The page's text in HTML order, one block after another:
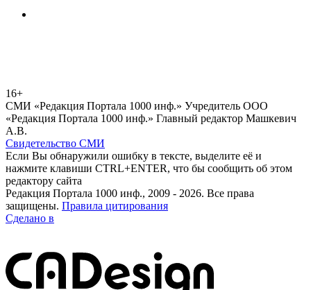
16+
СМИ «Редакция Портала 1000 инф.» Учредитель ООО
«Редакция Портала 1000 инф.» Главный редактор Машкевич
А.В.
Свидетельство СМИ
Если Вы обнаружили ошибку в тексте, выделите её и
нажмите клавиши CTRL+ENTER, что бы сообщить об этом
редактору сайта
Редакция Портала 1000 инф., 2009 - 2026. Все права
защищены. Правила цитирования
Сделано в